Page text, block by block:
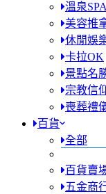
溫泉SPA
美容推
休閒娛
卡拉OK
景點名
宗教信
喪葬禮
百貨
全部
百貨賣
五金商